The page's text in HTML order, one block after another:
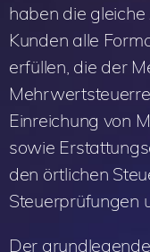
haben die
Kunden alle
erfüllen, die der
Einreichung von
sowie
den örtlichen
Steuerprüfungen
Der